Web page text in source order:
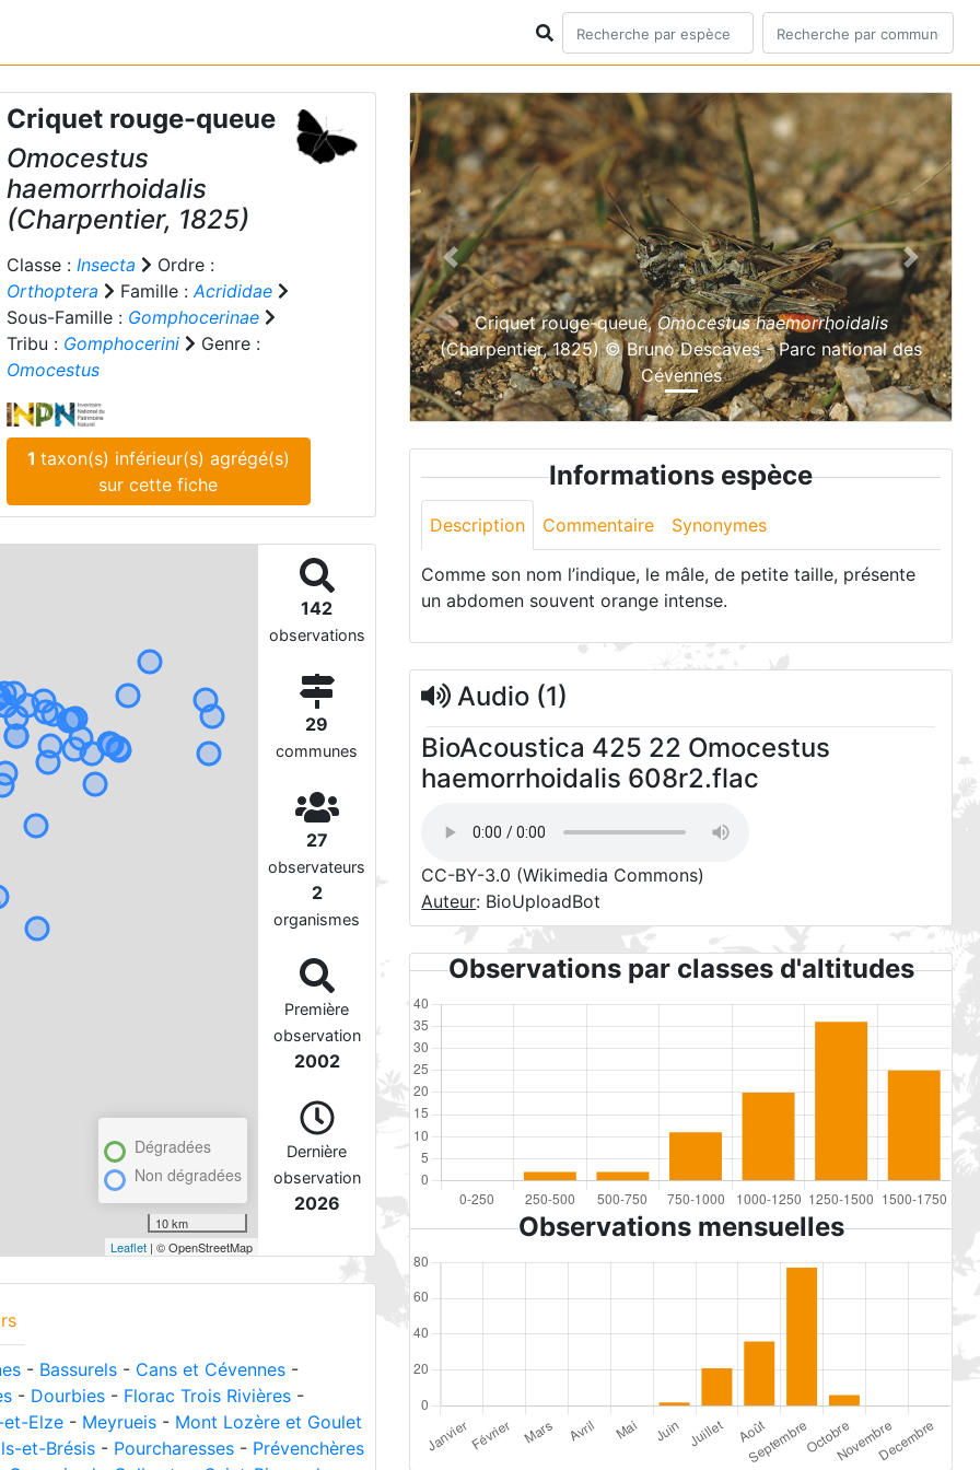
Criquet rouge-queue
Omocestus
haemorrhoidalis
(Charpentier, 1825)
Classe : Insecta
Ordre :
Orthoptera
Famille :Acrididae
Sous-Famille : Gomphocerinae
Tribu : Gomphocerini
Genre :
Omocestus
1 taxon(s) inférieur(s) agrégé(s)
sur cette fiche
Dégradées
Non dégradées
10 km
Leaflet| © OpenStreetMap
142
observations
29
communes
27
observateurs
2
organismes
Première
observation
2002
Dernière
observation
2026
- Bassurels - Cans et Cévennes -
- Dourbies - Florac Trois Rivières -
Elze - Meyrueis - Mont Lozère et Goulet
et-Brésis - Pourcharesses - Prévenchères
Criquet rouge-queue,Omocestus haemorrhoidalis
(Charpentier, 1825) © Bruno Descaves - Parc national des
Cévennes
Previous Next
Informations espèce
Description Commentaire Synonymes
Comme son nom l’indique, le mâle, de petite taille, présente
un abdomen souvent orange intense.
Audio (1)
BioAcoustica 425 22 Omocestus
haemorrhoidalis 608r2.flac
CC-BY-3.0 (Wikimedia Commons)
Auteur: BioUploadBot
Observations par classes d'altitudes
Observations mensuelles